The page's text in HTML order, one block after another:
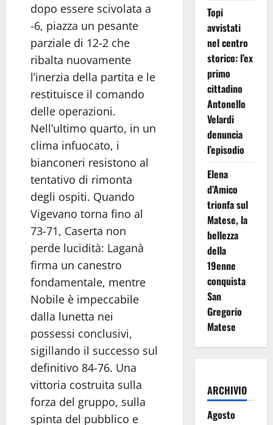
dopo essere scivolata a
-6, piazza un pesante
parziale di 12-2 che
ribalta nuovamente
l’inerzia della partita e le
restituisce il comando
delle operazioni.
Nell’ultimo quarto, in un
clima infuocato, i
bianconeri resistono al
tentativo di rimonta
degli ospiti. Quando
Vigevano torna fino al
73-71, Caserta non
perde lucidità: Laganà
firma un canestro
fondamentale, mentre
Nobile è impeccabile
dalla lunetta nei
possessi conclusivi,
sigillando il successo sul
definitivo 84-76. Una
vittoria costruita sulla
forza del gruppo, sulla
spinta del pubblico e
Topi
avvistati
nel centro
storico: l’ex
primo
cittadino
Antonello
Velardi
denuncia
l’episodio
Elena
d’Amico
trionfa sul
Matese, la
bellezza
della
19enne
conquista
San
Gregorio
Matese
ARCHIVIO
Agosto